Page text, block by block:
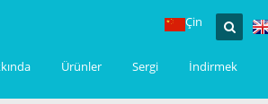
Ürünler Sergi İndirmek
Çin